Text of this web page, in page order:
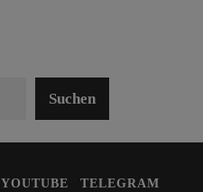
Suchen
YOUTUBE TELEGRAM